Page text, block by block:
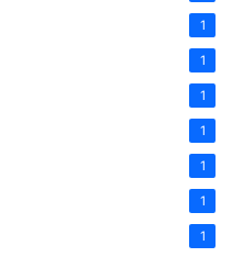
1
1
1
1
1
1
1